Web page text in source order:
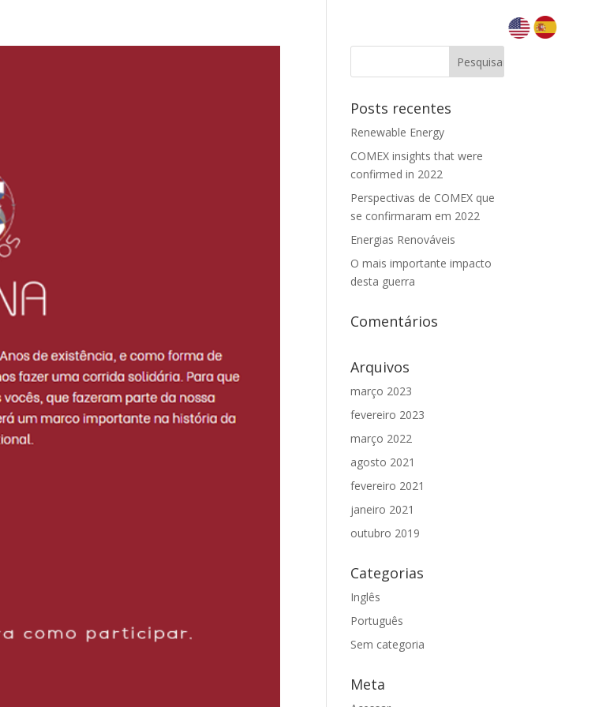
Posts recentes
Renewable Energy
COMEX insights that were
confirmed in 2022
Perspectivas de COMEX que
se confirmaram em 2022
Energias Renováveis
O mais importante impacto
desta guerra
Comentários
Arquivos
março 2023
fevereiro 2023
março 2022
agosto 2021
fevereiro 2021
janeiro 2021
outubro 2019
Categorias
Inglês
Português
Sem categoria
Meta